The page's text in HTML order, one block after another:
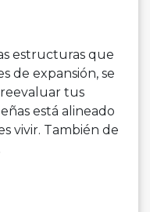
estructuras que
de expansión, se
tus
está alineado
vivir. También de